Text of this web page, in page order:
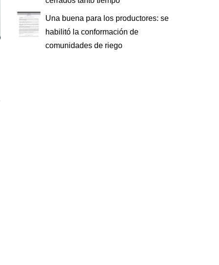
Una buena para los productores: se
habilitó la conformación de
comunidades de riego